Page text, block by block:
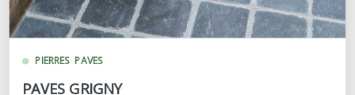
PIERRES PAVES
PAVES GRIGNY